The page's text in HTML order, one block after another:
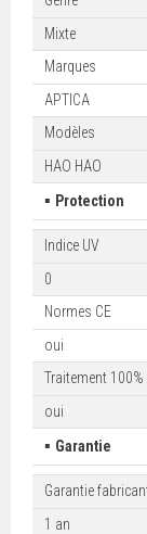
Mixte
Marques
APTICA
Modèles
HAO HAO
▪ Protection
Indice UV
0
Normes CE
oui
Traitement 100%
oui
▪ Garantie
Garantie
1 an